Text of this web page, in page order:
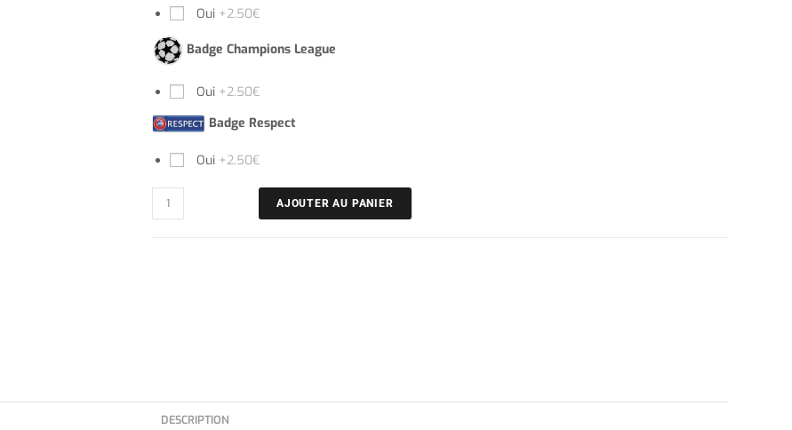
Oui +2.50€
Badge Champions League
Oui +2.50€
Badge Respect
Oui +2.50€
AJOUTER AU PANIER
DESCRIPTION